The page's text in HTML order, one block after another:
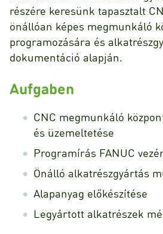
részére keresünk tapasztalt
önállóan képes megmunkáló
programozására és
dokumentáció alapján.
Aufgaben
CNC megmunkáló
és üzemeltetése
Programírás FANUC
Önálló alkatrészgyártás
Alapanyag előkészítése
Legyártott alkatrészek